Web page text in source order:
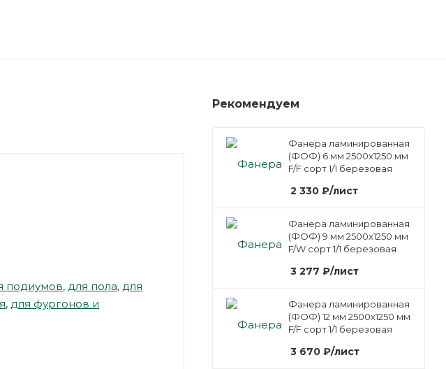
подиумов, для пола, для
, для фургонов и
Рекомендуем
Фанера ламинированная
(ФОФ) 6 мм 2500х1250 мм
F/F сорт 1/1 березовая
2 330 ₽/лист
Фанера ламинированная
(ФОФ) 9 мм 2500х1250 мм
F/W сорт 1/1 березовая
3 277 ₽/лист
Фанера ламинированная
(ФОФ) 12 мм 2500х1250 мм
F/F сорт 1/1 березовая
3 670 ₽/лист